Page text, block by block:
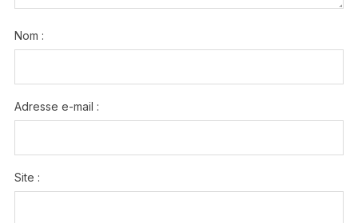
Nom :
Adresse e-mail :
Site :